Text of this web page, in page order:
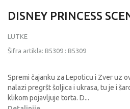
DISNEY PRINCESS
LUTKE
Šifra artikla: B5309 : B5309
Spremi čajanku za Lepoticu i Zver uz
nalazi pregršt šoljica i ukrasa, tu je i
klikom pojavljuje torta. D...